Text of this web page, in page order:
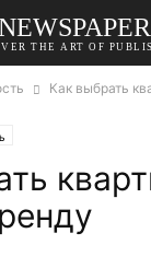
THE ART OF
Как выбрать